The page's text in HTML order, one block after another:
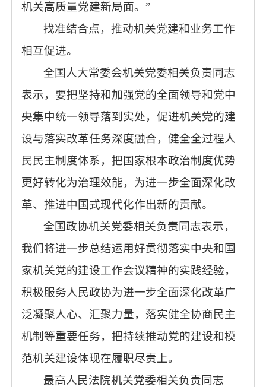
机关高质量党建新局面。”
找准结合点，推动机关党建和业务工作
相互促进。
全国人大常委会机关党委相关负责同志
表示，要把坚持和加强党的全面领导和党中
央集中统一领导落到实处，促进机关党的建
设与落实改革任务深度融合，健全全过程人
民民主制度体系，把国家根本政治制度优势
更好转化为治理效能，为进一步全面深化改
革、推进中国式现代化作出新的贡献。
全国政协机关党委相关负责同志表示，
我们将进一步总结运用好贯彻落实中央和国
家机关党的建设工作会议精神的实践经验，
积极服务人民政协为进一步全面深化改革广
泛凝聚人心、汇聚力量，落实健全协商民主
机制等重要任务，把持续推动党的建设和模
范机关建设体现在履职尽责上。
最高人民法院机关党委相关负责同志